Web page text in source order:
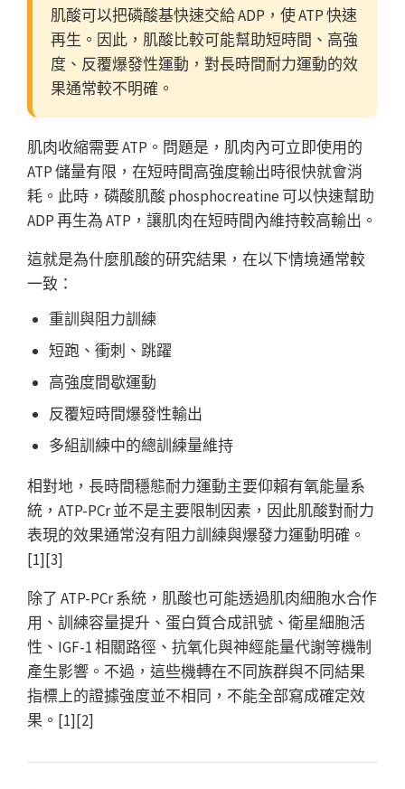
肌酸可以把磷酸基快速交給 ADP，使 ATP 快速
再生。因此，肌酸比較可能幫助短時間、高強
度、反覆爆發性運動，對長時間耐力運動的效
果通常較不明確。
肌肉收縮需要 ATP。問題是，肌肉內可立即使用的
ATP 儲量有限，在短時間高強度輸出時很快就會消
耗。此時，磷酸肌酸 phosphocreatine 可以快速幫助
ADP 再生為 ATP，讓肌肉在短時間內維持較高輸出。
這就是為什麼肌酸的研究結果，在以下情境通常較
一致：
重訓與阻力訓練
短跑、衝刺、跳躍
高強度間歇運動
反覆短時間爆發性輸出
多組訓練中的總訓練量維持
相對地，長時間穩態耐力運動主要仰賴有氧能量系
統，ATP-PCr 並不是主要限制因素，因此肌酸對耐力
表現的效果通常沒有阻力訓練與爆發力運動明確。
[1][3]
除了 ATP-PCr 系統，肌酸也可能透過肌肉細胞水合作
用、訓練容量提升、蛋白質合成訊號、衛星細胞活
性、IGF-1 相關路徑、抗氧化與神經能量代謝等機制
產生影響。不過，這些機轉在不同族群與不同結果
指標上的證據強度並不相同，不能全部寫成確定效
果。[1][2]